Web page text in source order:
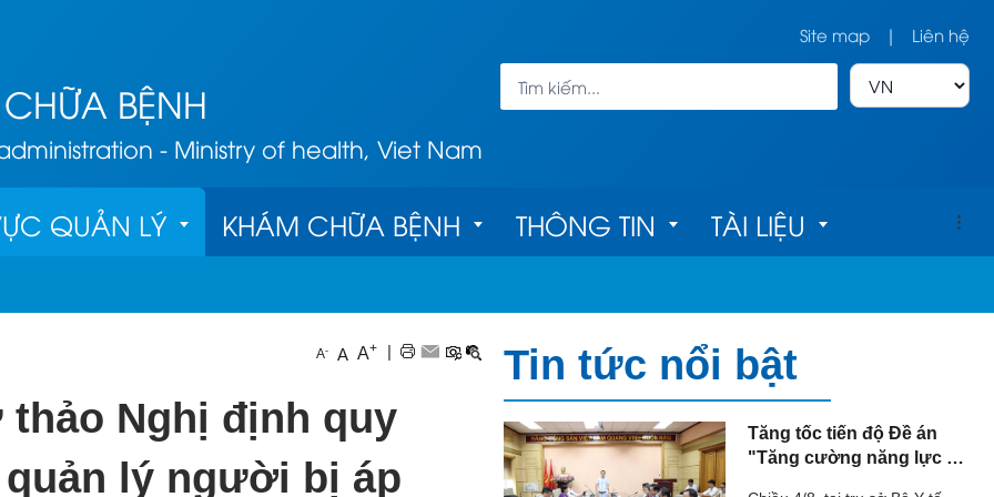
BỆNH
- Ministry of health, Viet Nam
Site map | Liên hệ
QUẢN LÝ
hành nghề
Danh sách Cơ
sở KBCB đủ
điều kiện
KHÁM CHỮA BỆNH
Phục hồi chức Giám định
Khắc phục
hậu quả
Điều dưỡng
THÔNG TIN
Bản đồ cơ sở
y tế
TÀI LIỆU
Tài liệu về
chăm sóc mắt
Quy trình kỹ
thuật
A- A A+ |
Nghị định quy
lý người bị áp
Tin tức nổi bật
Tăng tốc tiến độ Đề án
"Tăng cường năng lực hệ